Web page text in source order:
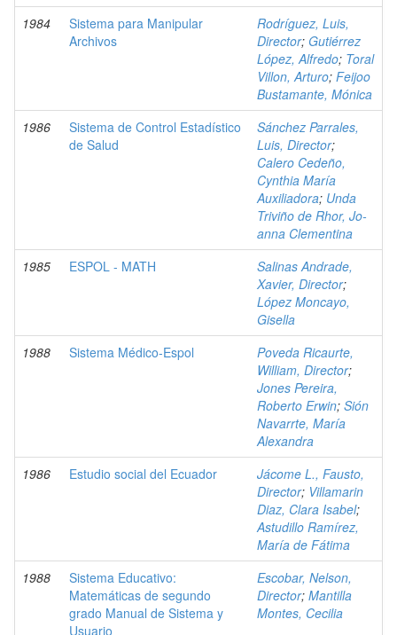
1984
Sistema para Manipular
Archivos
Rodríguez, Luis,
Director; Gutiérrez
López, Alfredo; Toral
Villon, Arturo; Feijoo
Bustamante, Mónica
1986
Sistema de Control Estadístico
de Salud
Sánchez Parrales,
Luis, Director;
Calero Cedeño,
Cynthia María
Auxiliadora; Unda
Triviño de Rhor, Jo-
anna Clementina
1985
ESPOL - MATH
Salinas Andrade,
Xavier, Director;
López Moncayo,
Gisella
1988
Sistema Médico-Espol
Poveda Ricaurte,
William, Director;
Jones Pereira,
Roberto Erwin; Sión
Navarrte, María
Alexandra
1986
Estudio social del Ecuador
Jácome L., Fausto,
Director; Villamarin
Diaz, Clara Isabel;
Astudillo Ramírez,
María de Fátima
1988
Sistema Educativo:
Matemáticas de segundo
grado Manual de Sistema y
Usuario
Escobar, Nelson,
Director; Mantilla
Montes, Cecilia